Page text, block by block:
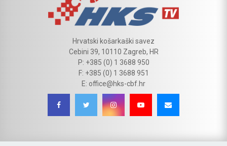
Hrvatski košarkaški savez
Cebini 39, 10110 Zagreb, HR
P: +385 (0) 1 3688 950
F: +385 (0) 1 3688 951
E: office@hks-cbf.hr